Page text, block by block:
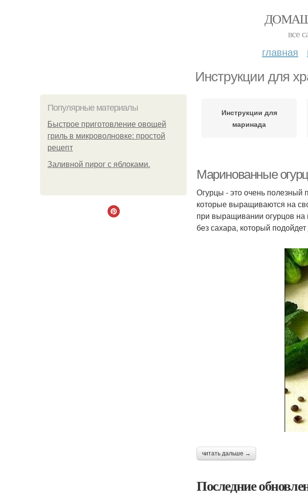
все
главная
Инструкции для
Популярные материалы
Быстрое приготовление овощей
гриль в микроволновке: простой
рецепт
Заливной пирог с яблоками.
Инструкции для
маринада
Маринованные
Огурцы - это очень полезный
которые выращиваются на
при выращивании огурцов
без сахара, который
читать дальше →
Последние